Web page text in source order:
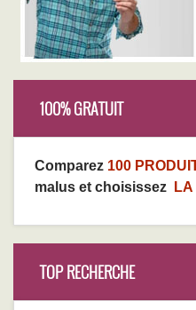
100% GRATUIT
Comparez 100
malus et choisissez
TOP RECHERCHE